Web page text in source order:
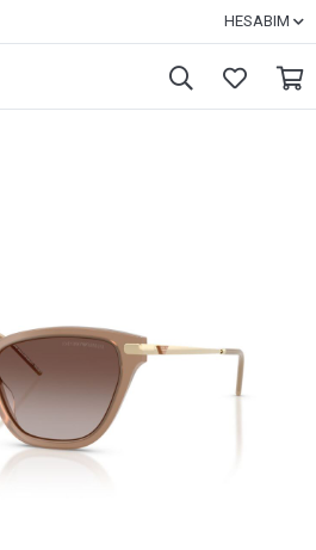
HESABIM